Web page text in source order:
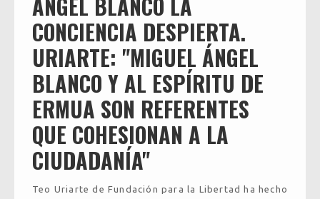
CONCIENCIA DESPIERTA.
URIARTE: "MIGUEL ÁNGEL
BLANCO Y AL ESPÍRITU DE
ERMUA SON REFERENTES
QUE COHESIONAN A LA
CIUDADANÍA"
Teo Uriarte de Fundación para la Libertad ha hecho